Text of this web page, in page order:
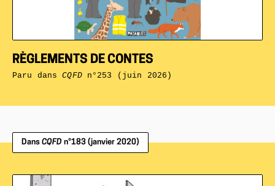
RÈGLEMENTS DE CONTES
Paru dansCQFDn°253 (juin 2026)
Dans CQFD n°183 (janvier 2020)